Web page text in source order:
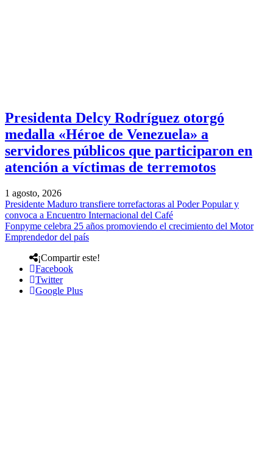
Presidenta Delcy Rodríguez otorgó
medalla «Héroe de Venezuela» a
servidores públicos que participaron en
atención a víctimas de terremotos
1 agosto, 2026
Presidente Maduro transfiere torrefactoras al Poder Popular y
convoca a Encuentro Internacional del Café
Fonpyme celebra 25 años promoviendo el crecimiento del Motor
Emprendedor del país
¡Compartir este!
Facebook
Twitter
Google Plus